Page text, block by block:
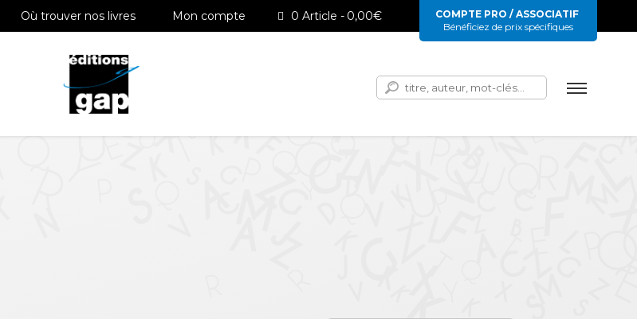
Où trouver nos livres Mon compte 0 Article 0,00€
COMPTE PRO / ASSOCIATIF
Bénéficiez de prix spécifiques
Rechercher :